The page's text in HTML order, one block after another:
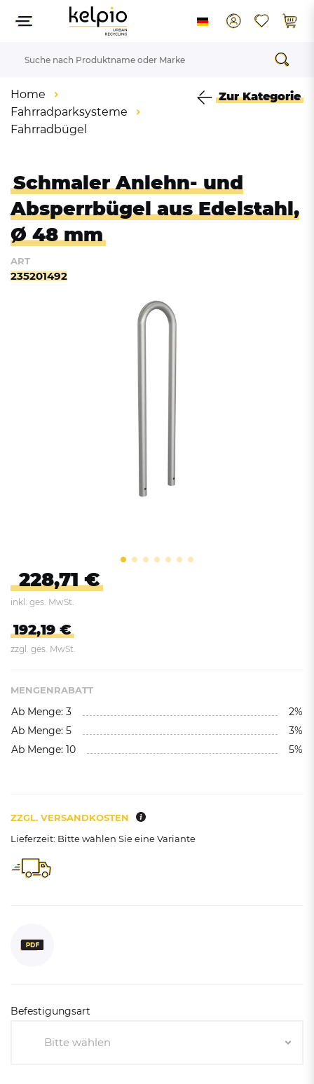
Home
Fahrradparksysteme
Fahrradbügel
Zur Kategorie
Schmaler Anlehn- und
Absperrbügel aus Edelstahl,
Ø 48 mm
ART
235201492
228,71 €
inkl. ges. MwSt.
192,19 €
zzgl. ges. MwSt.
MENGENRABATT
Ab Menge: 3
2%
Ab Menge: 5
3%
Ab Menge: 10
5%
ZZGL. VERSANDKOSTEN
Lieferzeit: Bitte wählen Sie eine Variante
Bitte wählen
Befestigungsart